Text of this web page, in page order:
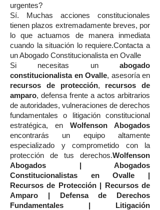
urgentes?
Sí. Muchas acciones constitucionales
tienen plazos extremadamente breves, por
lo que actuamos de manera inmediata
cuando la situación lo requiere.Contacta a
un Abogado Constitucionalista en Ovalle
Si necesitas un abogado
constitucionalista en Ovalle, asesoría en
recursos de protección, recursos de
amparo, defensa frente a actos arbitrarios
de autoridades, vulneraciones de derechos
fundamentales o litigación constitucional
estratégica, en Wolfenson Abogados
encontrarás un equipo altamente
especializado y comprometido con la
protección de tus derechos.Wolfenson
Abogados | Abogados
Constitucionalistas en Ovalle |
Recursos de Protección | Recursos de
Amparo | Defensa de Derechos
Fundamentales | Litigación